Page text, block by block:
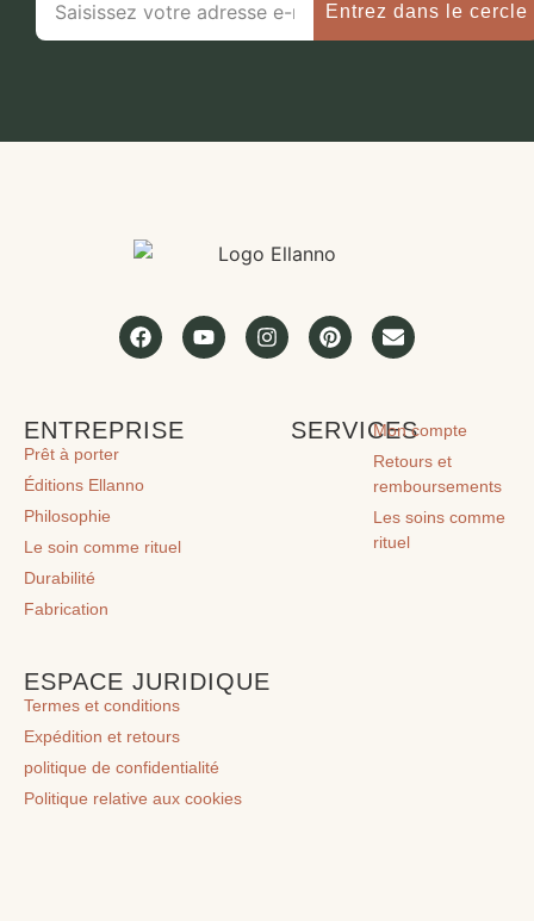
Entrez dans le cercle
ENTREPRISE
Prêt à porter
Éditions Ellanno
Philosophie
Le soin comme rituel
Durabilité
Fabrication
SERVICESMon compte
Retours et
remboursements
Les soins comme
rituel
ESPACE JURIDIQUE
Termes et conditions
Expédition et retours
politique de confidentialité
Politique relative aux cookies